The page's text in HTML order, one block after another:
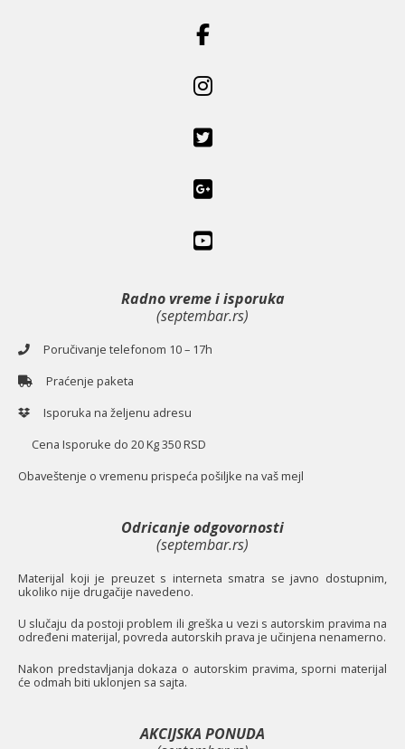
Radno vreme i isporuka
(septembar.rs)
Poručivanje telefonom 10 – 17h
Praćenje paketa
Isporuka na željenu adresu
Cena Isporuke do 20 Kg 350 RSD
Obaveštenje o vremenu prispeća pošiljke na vaš mejl
Odricanje odgovornosti
(septembar.rs)
Materijal koji je preuzet s interneta smatra se javno dostupnim,
ukoliko nije drugačije navedeno.
U slučaju da postoji problem ili greška u vezi s autorskim pravima na
određeni materijal, povreda autorskih prava je učinjena nenamerno.
Nakon predstavljanja dokaza o autorskim pravima, sporni materijal
će odmah biti uklonjen sa sajta.
AKCIJSKA PONUDA